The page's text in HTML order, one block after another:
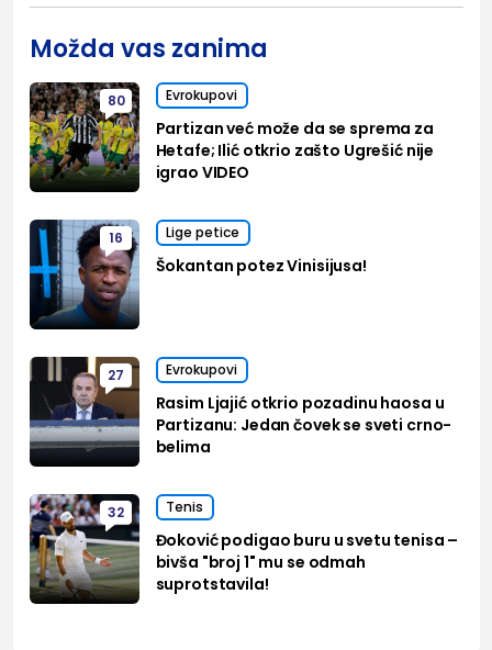
Možda vas zanima
80 Evrokupovi
Partizan već može da se sprema za
Hetafe; Ilić otkrio zašto Ugrešić nije
igrao VIDEO
16 Lige petice
Šokantan potez Vinisijusa!
27 Evrokupovi
Rasim Ljajić otkrio pozadinu haosa u
Partizanu: Jedan čovek se sveti crno-
belima
32 Tenis
Đoković podigao buru u svetu tenisa –
bivša "broj 1" mu se odmah
suprotstavila!